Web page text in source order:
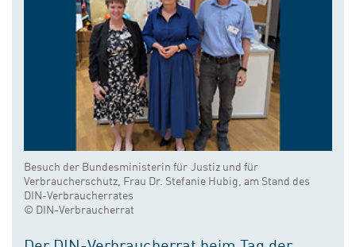
Besuch der Bundesministerin für Justiz und für
Verbraucherschutz, Frau Dr. Stefanie Hubig, am Stand des
DIN-Verbraucherrates
© DIN-Verbraucherrat